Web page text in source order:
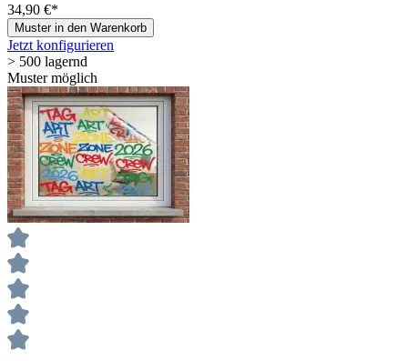
34,90 €*
Muster in den Warenkorb
Jetzt konfigurieren
> 500 lagernd
Muster möglich